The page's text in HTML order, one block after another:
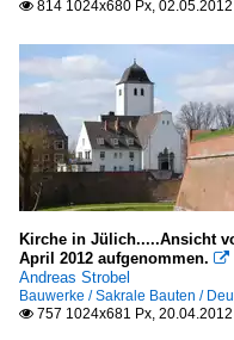
 814 1024x680 Px, 02.05.2012
Kirche in Jülich.....Ansicht
April 2012 aufgenommen. 
Andreas Strobel
Bauwerke / Sakrale Bauten /
 757 1024x681 Px, 20.04.2012